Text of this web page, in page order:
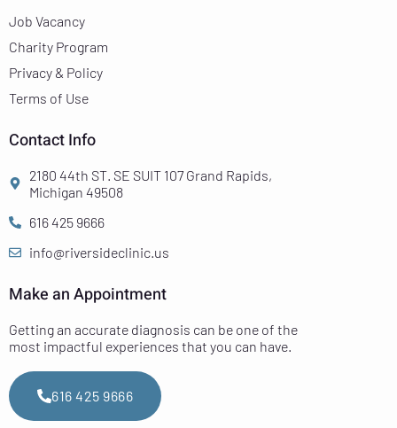
Job Vacancy
Charity Program
Privacy & Policy
Terms of Use
Contact Info
2180 44th ST. SE SUIT 107 Grand Rapids,
Michigan 49508
616 425 9666
info@riversideclinic.us
Make an Appointment
Getting an accurate diagnosis can be one of the
most impactful experiences that you can have.
616 425 9666